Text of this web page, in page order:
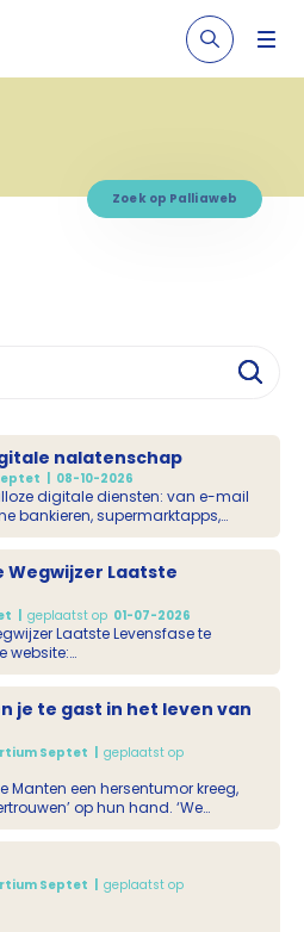
Zoek op Palliaweb
nalatenschap
08-10-2026
digitale diensten: van e-mail
bankieren, supermarktapps,
en streamingdiensten als
gebeurt daarmee als jij er niet
op nabestaanden af wanneer zij
naaste moeten
webinar krijg je concrete
goed te regelen én
geregeld moet worden.
Wegwijzer Laatste
geplaatst op 01-07-2026
Laatste Levensfase te
website:
De Wegwijzer is nog
geworden, zodat
sneller de juiste
kunnen vinden. Nieuw is
een eigen regionale
je te gast in het leven van
Septet
geplaatst op
Manten een hersentumor kreeg,
op hun hand. ‘We
maar die hoop veranderde
was nauwelijks afgestemd op
we het thuis wel redden, met
voor integrale, persoonsgerichte
leven.
Septet
geplaatst op